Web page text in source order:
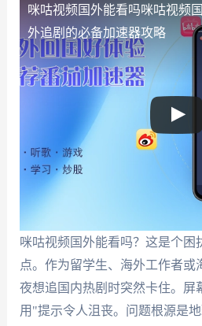
咪咕视频国外能看吗咪咕视频
外追剧的必备加速器攻略
咪咕视频国外能看吗？这是个困
点。作为留学生、海外工作者或
夜想追国内热剧时突然卡住。屏
用"提示令人沮丧。问题根源是